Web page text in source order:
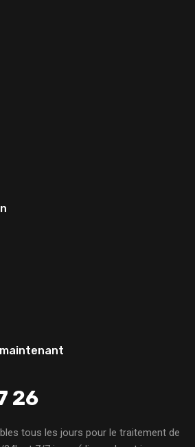
26
tous les jours pour le traitement de